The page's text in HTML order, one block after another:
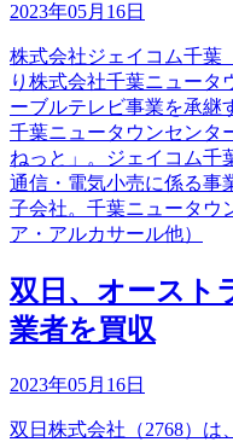
2023年05月16日
株式会社ジェイコム千葉
り株式会社千葉ニュータ
ーブルテレビ事業を承継
千葉ニュータウンセンタ
ねっと」。ジェイコム千
通信・電気小売に係る事
子会社。千葉ニュータウ
ア・アルカサール他）
双日、オースト
業者を買収
2023年05月16日
双日株式会社（2768）は、